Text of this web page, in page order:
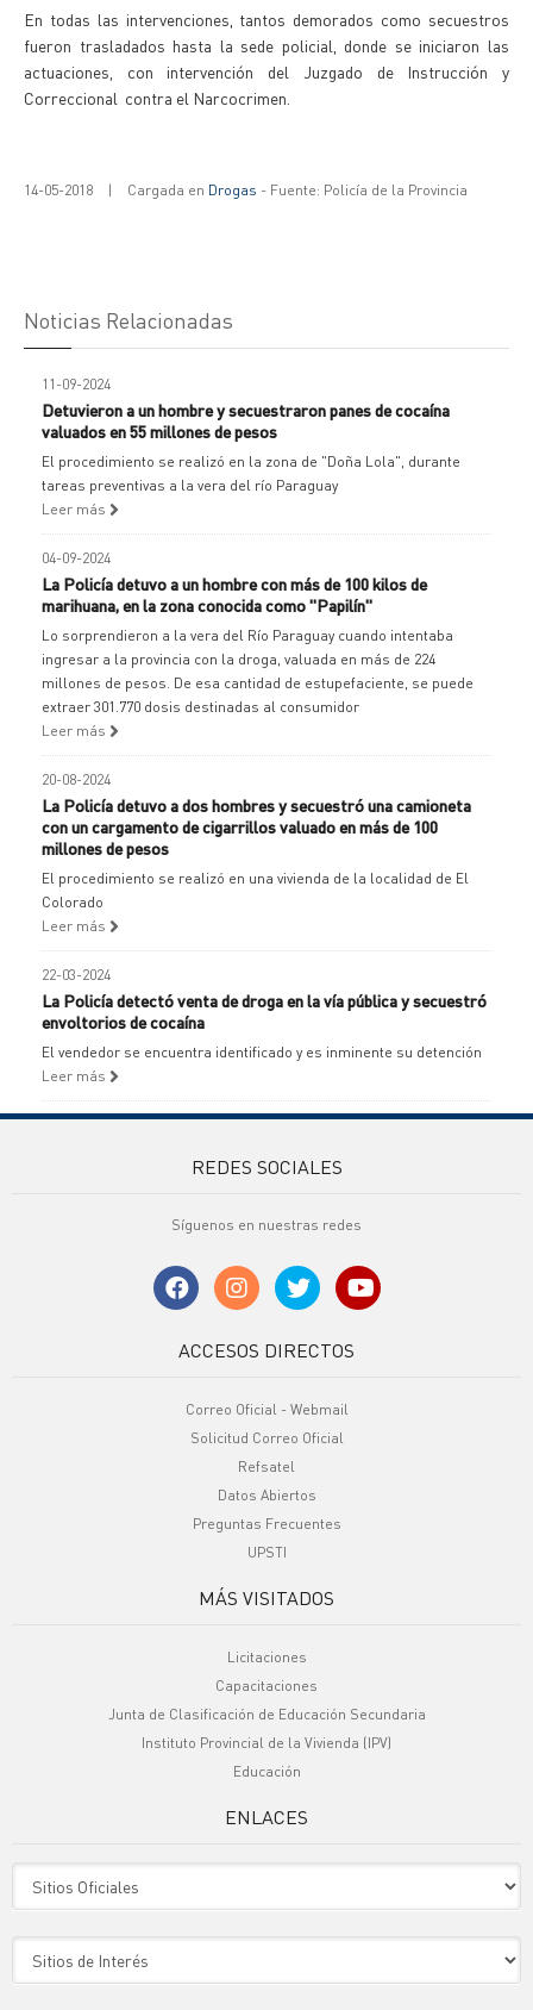
En todas las intervenciones, tantos demorados como secuestros
fueron trasladados hasta la sede policial, donde se iniciaron las
actuaciones, con intervención del Juzgado de Instrucción y
Correccional contra el Narcocrimen.
14-05-2018 | Cargada en Drogas - Fuente: Policía de la Provincia
Noticias Relacionadas
11-09-2024
Detuvieron a un hombre y secuestraron panes de cocaína
valuados en 55 millones de pesos
El procedimiento se realizó en la zona de "Doña Lola", durante
tareas preventivas a la vera del río Paraguay
Leer más
04-09-2024
La Policía detuvo a un hombre con más de 100 kilos de
marihuana, en la zona conocida como "Papilín"
Lo sorprendieron a la vera del Río Paraguay cuando intentaba
ingresar a la provincia con la droga, valuada en más de 224
millones de pesos. De esa cantidad de estupefaciente, se puede
extraer 301.770 dosis destinadas al consumidor
Leer más
20-08-2024
La Policía detuvo a dos hombres y secuestró una camioneta
con un cargamento de cigarrillos valuado en más de 100
millones de pesos
El procedimiento se realizó en una vivienda de la localidad de El
Colorado
Leer más
22-03-2024
La Policía detectó venta de droga en la vía pública y secuestró
envoltorios de cocaína
El vendedor se encuentra identificado y es inminente su detención
Leer más
REDES SOCIALES
Síguenos en nuestras redes
ACCESOS DIRECTOS
Correo Oficial - Webmail
Solicitud Correo Oficial
Refsatel
Datos Abiertos
Preguntas Frecuentes
UPSTI
MÁS VISITADOS
Licitaciones
Capacitaciones
Junta de Clasificación de Educación Secundaria
Instituto Provincial de la Vivienda (IPV)
Educación
ENLACES